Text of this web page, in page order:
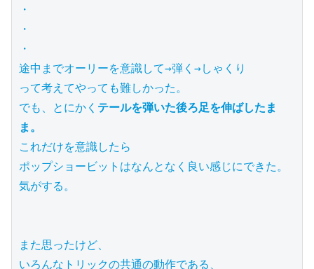
・
・
・
途中までオーリーを意識して→弾く→しゃくり
って考えてやっても難しかった。
でも、とにかく テールを弾いた後ろ足を伸ばしたま
ま。
これだけを意識したら
ポップショービットはなんとなく良い感じにできた。
気がする。
また思ったけど、